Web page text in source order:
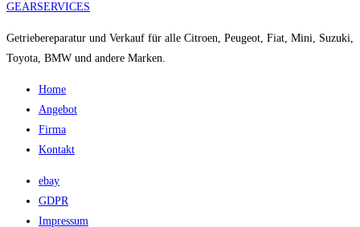
GEARSERVICES
Getriebereparatur und Verkauf für alle Citroen, Peugeot, Fiat, Mini, Suzuki,
Toyota, BMW und andere Marken.
Home
Angebot
Firma
Kontakt
ebay
GDPR
Impressum